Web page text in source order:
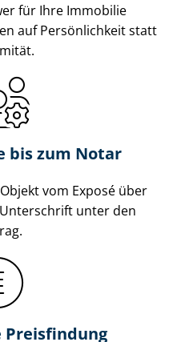
für Ihre Immobilie
auf Persönlichkeit statt
bis zum Notar
vom Exposé über
unter den
Preisfindung